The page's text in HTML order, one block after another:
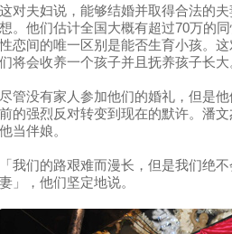
这对夫妇说，能够结婚并取得合法的
想。他们估计全国大概有超过70万的
性恋间的唯一区别是能否生育小孩。
们将会收养一个孩子并且抚养孩子长大
尽管没有家人参加他们的婚礼，但是
前的强烈反对转变到现在的默许。潘
他当伴娘。
「我们的路艰难而漫长，但是我们绝
妻」，他们坚定地说。